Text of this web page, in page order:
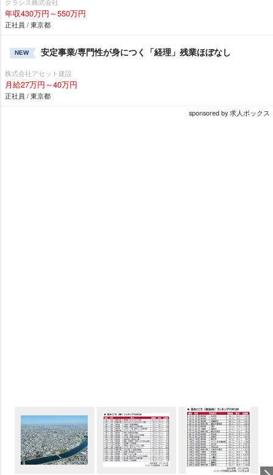
クラシス株式会社
年収430万円～550万円
正社員 / 東京都
NEW 安定事業/専門性が身につく「経理」残業ほぼなし
株式会社アセット建設
月給27万円～40万円
正社員 / 東京都
sponsored by 求人ボックス